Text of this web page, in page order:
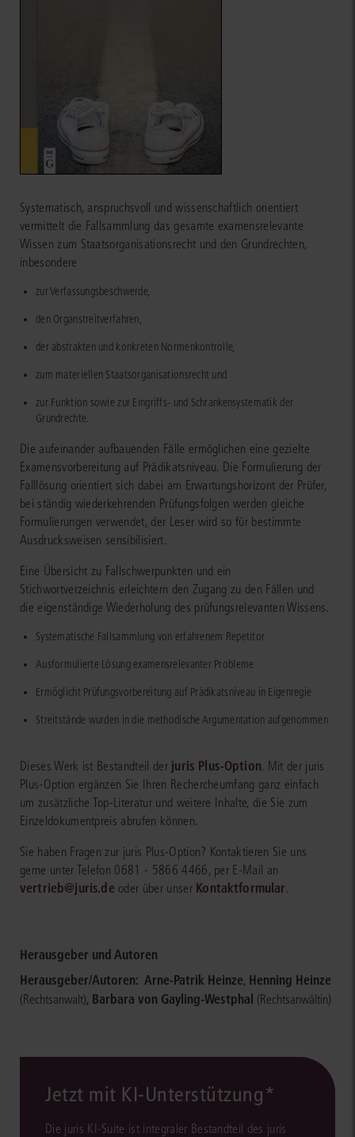
Systematisch, anspruchsvoll und wissenschaftlich orientiert
vermittelt die Fallsammlung das gesamte examensrelevante
Wissen zum Staatsorganisationsrecht und den Grundrechten,
inbesondere
zur Verfassungsbeschwerde,
den Organstreitverfahren,
der abstrakten und konkreten Normenkontrolle,
zum materiellen Staatsorganisationsrecht und
zur Funktion sowie zur Eingriffs- und Schrankensystematik der
Grundrechte.
Die aufeinander aufbauenden Fälle ermöglichen eine gezielte
Examensvorbereitung auf Prädikatsniveau. Die Formulierung der
Falllösung orientiert sich dabei am Erwartungshorizont der Prüfer,
bei ständig wiederkehrenden Prüfungsfolgen werden gleiche
Formulierungen verwendet, der Leser wird so für bestimmte
Ausdrucksweisen sensibilisiert.
Eine Übersicht zu Fallschwerpunkten und ein
Stichwortverzeichnis erleichtern den Zugang zu den Fällen und
die eigenständige Wiederholung des prüfungsrelevanten Wissens.
Systematische Fallsammlung von erfahrenem Repetitor
Ausformulierte Lösung examensrelevanter Probleme
Ermöglicht Prüfungsvorbereitung auf Prädikatsniveau in Eigenregie
Streitstände wurden in die methodische Argumentation aufgenommen
Dieses Werk ist Bestandteil der juris Plus-Option. Mit der juris
Plus-Option ergänzen Sie Ihren Rechercheumfang ganz einfach
um zusätzliche Top-Literatur und weitere Inhalte, die Sie zum
Einzeldokumentpreis abrufen können.
Sie haben Fragen zur juris Plus-Option? Kontaktieren Sie uns
gerne unter Telefon 0681 - 5866 4466, per E-Mail an
vertrieb@juris.de oder über unser Kontaktformular.
Herausgeber und Autoren
Herausgeber/Autoren: Arne-Patrik Heinze, Henning Heinze
(Rechtsanwalt), Barbara von Gayling-Westphal (Rechtsanwältin)
Jetzt mit KI-Unterstützung*
Die juris KI-Suite ist integraler Bestandteil des juris